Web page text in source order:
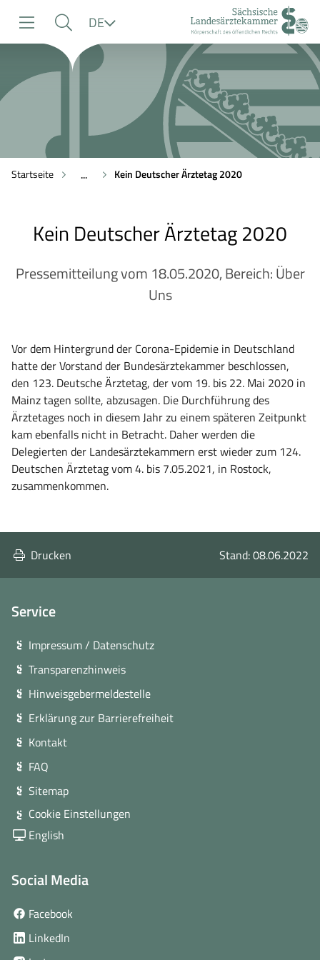
Navigation
Suche
Inhalt
DE
Startseite ... Kein Deutscher Ärztetag 2020
Kein Deutscher Ärztetag 2020
Pressemitteilung vom 18.05.2020, Bereich: Über
Uns
Vor dem Hintergrund der Corona-Epidemie in Deutschland
hatte der Vorstand der Bundesärztekammer beschlossen,
den 123. Deutsche Ärztetag, der vom 19. bis 22. Mai 2020 in
Mainz tagen sollte, abzusagen. Die Durchführung des
Ärztetages noch in diesem Jahr zu einem späteren Zeitpunkt
kam ebenfalls nicht in Betracht. Daher werden die
Delegierten der Landesärztekammern erst wieder zum 124.
Deutschen Ärztetag vom 4. bis 7.05.2021, in Rostock,
zusammenkommen.
Drucken Stand: 08.06.2022
Service
Impressum / Datenschutz
Transparenzhinweis
Hinweisgebermeldestelle
Erklärung zur Barrierefreiheit
Kontakt
FAQ
Sitemap
Cookie Einstellungen
English
Social Media
Facebook
LinkedIn